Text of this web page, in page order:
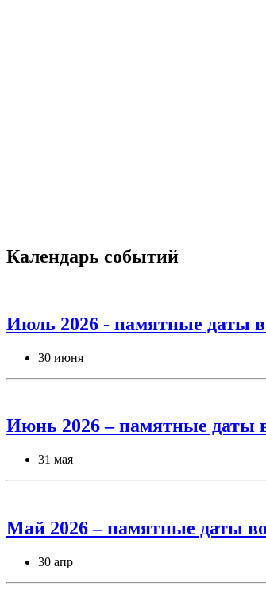
Календарь событий
Июль 2026 - памятные даты
30 июня
Июнь 2026 – памятные даты
31 мая
Май 2026 – памятные даты
30 апр